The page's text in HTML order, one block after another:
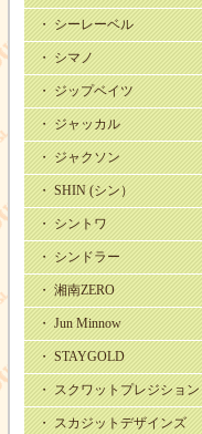
・ シーレーベル
・ シマノ
・ ジップベイツ
・ ジャッカル
・ ジャクソン
・ SHIN (シン）
・ シントワ
・ シンドラー
・ 湘南ZERO
・ Jun Minnow
・ STAYGOLD
・ スクワットプレジション
・ スカジットデザインズ